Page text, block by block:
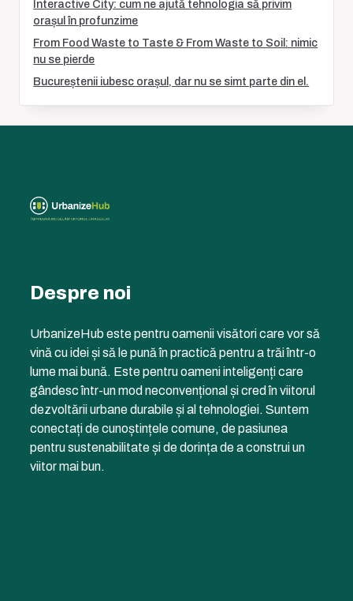
Interactive City: cum ne ajută tehnologia să privim
orașul în profunzime
From Food Waste to Taste & From Waste to Soil: nimic
nu se pierde
Bucureștenii iubesc orașul, dar nu se simt parte din el.
Despre noi
UrbanizeHub este pentru oamenii visători care vor să
vină cu idei și să le pună în practică pentru a trăi într-o
lume mai bună. Este pentru oameni inteligenți care
gândesc într-un mod neconvențional și cred în viitorul
dezvoltării urbane durabile și al tehnologiei. Suntem
conectați de cunoștințele comune, de pasiunea
pentru sustenabilitate și de dorința de a construi un
viitor mai bun.